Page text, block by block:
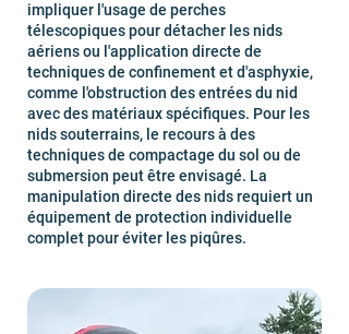
impliquer l'usage de perches
télescopiques pour détacher les nids
aériens ou l'application directe de
techniques de confinement et d'asphyxie,
comme l'obstruction des entrées du nid
avec des matériaux spécifiques. Pour les
nids souterrains, le recours à des
techniques de compactage du sol ou de
submersion peut être envisagé. La
manipulation directe des nids requiert un
équipement de protection individuelle
complet pour éviter les piqûres.